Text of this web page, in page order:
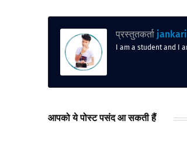
प्रस्तुतकर्ता
I am a student and I
आपको ये पोस्ट पसंद आ सकती हैं